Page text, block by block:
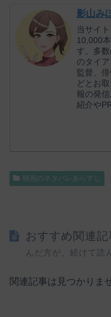
影山み
当サイ
10,000
す。多
のタイ
監督、
どとお
報の発
紹介や
映画のネタバレあらすじ
おすすめ関連
んだ方が、続けて読
関連記事は見つかりま